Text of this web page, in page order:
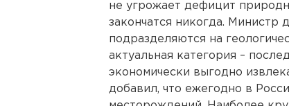
не угрожает дефицит
закончатся никогда. Министр
подразделяются на
актуальная категория –
экономически выгодно
добавил, что ежегодно в